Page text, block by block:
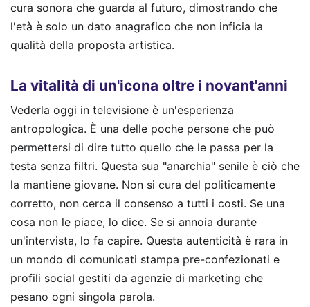
cura sonora che guarda al futuro, dimostrando che
l'età è solo un dato anagrafico che non inficia la
qualità della proposta artistica.
La vitalità di un'icona oltre i novant'anni
Vederla oggi in televisione è un'esperienza
antropologica. È una delle poche persone che può
permettersi di dire tutto quello che le passa per la
testa senza filtri. Questa sua "anarchia" senile è ciò che
la mantiene giovane. Non si cura del politicamente
corretto, non cerca il consenso a tutti i costi. Se una
cosa non le piace, lo dice. Se si annoia durante
un'intervista, lo fa capire. Questa autenticità è rara in
un mondo di comunicati stampa pre-confezionati e
profili social gestiti da agenzie di marketing che
pesano ogni singola parola.